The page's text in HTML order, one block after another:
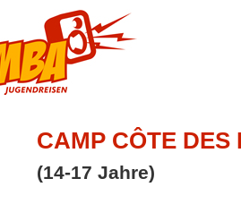
CAMP CÔTE DES
(14-17 Jahre)